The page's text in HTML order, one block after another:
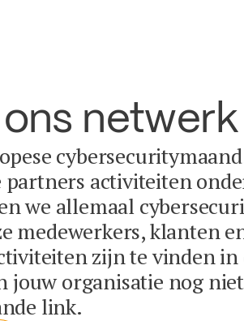
netwerk
partners activiteiten
we allemaal
medewerkers, klanten
zijn te vinden in
jouw organisatie nog
link.